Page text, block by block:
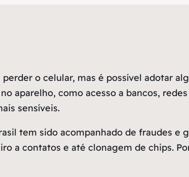
o celular, mas é possível adotar
aparelho, como acesso a bancos,
sensíveis.
tem sido acompanhado de fraudes e
a contatos e até clonagem de chips.